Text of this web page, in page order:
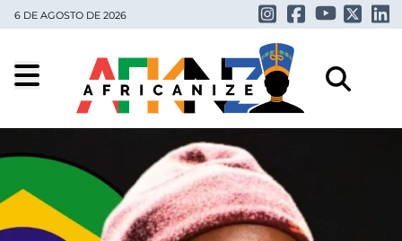
6 DE AGOSTO DE 2026